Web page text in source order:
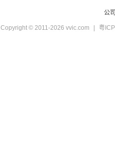
公
Copyright © 2011-2026 vvic.com | 粤